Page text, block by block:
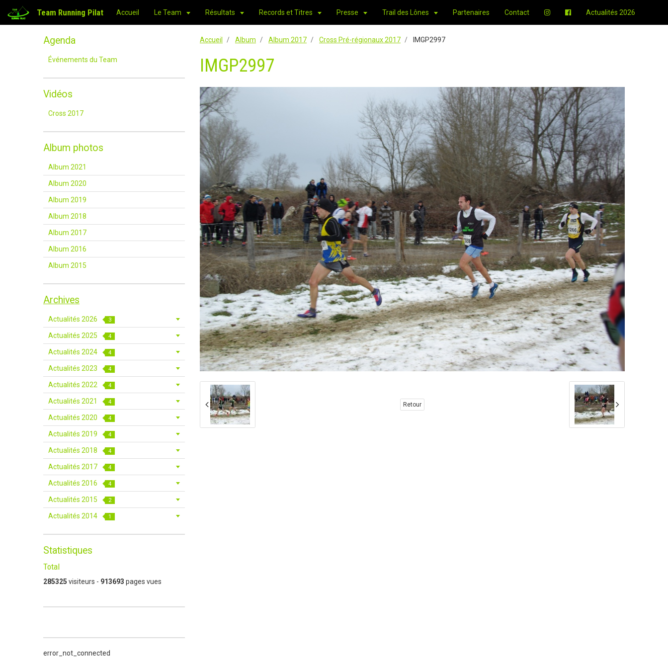
Team Running Pilat Accueil Le Team Résultats Records et Titres Presse Trail des Lônes Partenaires Contact Actualités 2026
Accueil Album Album 2017 Cross Pré-régionaux 2017 IMGP2997
IMGP2997
Retour
Agenda
Événements du Team
Vidéos
Cross 2017
Album photos
Album 2021
Album 2020
Album 2019
Album 2018
Album 2017
Album 2016
Album 2015
Archives
Actualités 2026 3
Actualités 2025 4
Actualités 2024 4
Actualités 2023 4
Actualités 2022 4
Actualités 2021 4
Actualités 2020 4
Actualités 2019 4
Actualités 2018 4
Actualités 2017 4
Actualités 2016 4
Actualités 2015 2
Actualités 2014 1
Statistiques
Total
285325 visiteurs - 913693 pages vues
error_not_connected